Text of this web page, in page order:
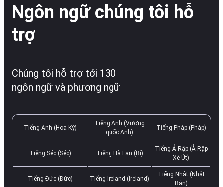
Ngôn ngữ chúng tôi hỗ
trợ
Chúng tôi hỗ trợ tới 130
ngôn ngữ và phương ngữ
Tiếng Anh (Hoa Kỳ)
Tiếng Anh (Vương
quốc Anh)
Tiếng Pháp (Pháp)
Tiếng Séc (Séc) Tiếng Hà Lan (Bỉ)
Tiếng Ả Rập (Ả Rập
Xê Út)
Tiếng Đức (Đức) Tiếng Ireland (Ireland)
Tiếng Nhật (Nhật
Bản)